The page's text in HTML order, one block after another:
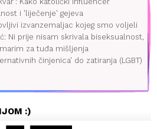
i 'liječenje' gejeva
izvanzemaljac kojeg smo voljeli
Ni prije nisam skrivala biseksualnost,
za tuđa mišljenja
činjenica' do zatiranja (LGBT)
:)